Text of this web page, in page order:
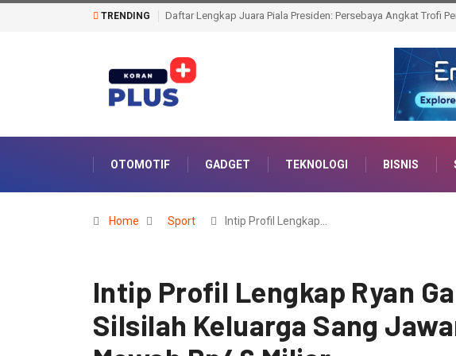
TRENDING Duta Ring Abdullah Mason Sah Jadi Juara Dunia WBO Usai
OTOMOTIF GADGET TEKNOLOGI BISNIS
Home Sport Intip Profil Lengkap…
Intip Profil Lengkap Ryan
Silsilah Keluarga Sang